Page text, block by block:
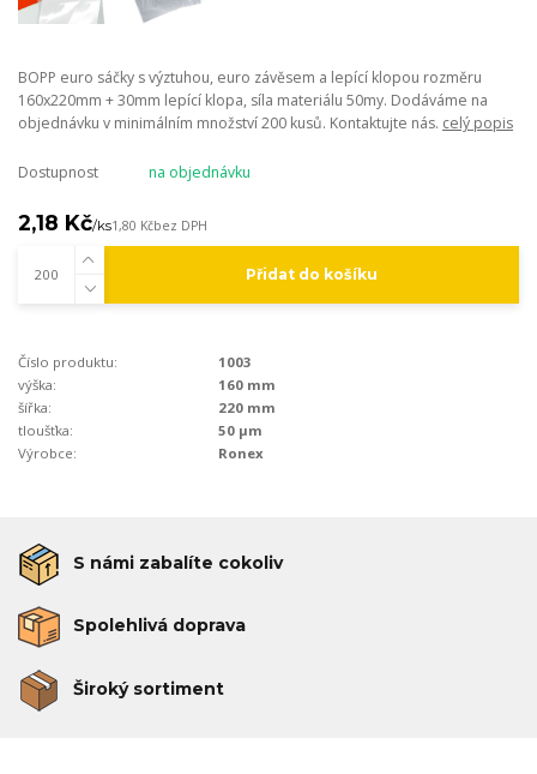
BOPP euro sáčky s výztuhou, euro závěsem a lepící klopou rozměru
160x220mm + 30mm lepící klopa, síla materiálu 50my. Dodáváme na
objednávku v minimálním množství 200 kusů. Kontaktujte nás. celý popis
Dostupnost na objednávku
2,18 Kč/ks1,80 Kčbez DPH
Přidat do košíku
Číslo produktu:
1003
výška:
160 mm
šířka:
220 mm
tloušťka:
50 µm
Výrobce:
Ronex
S námi zabalíte cokoliv
Spolehlivá doprava
Široký sortiment